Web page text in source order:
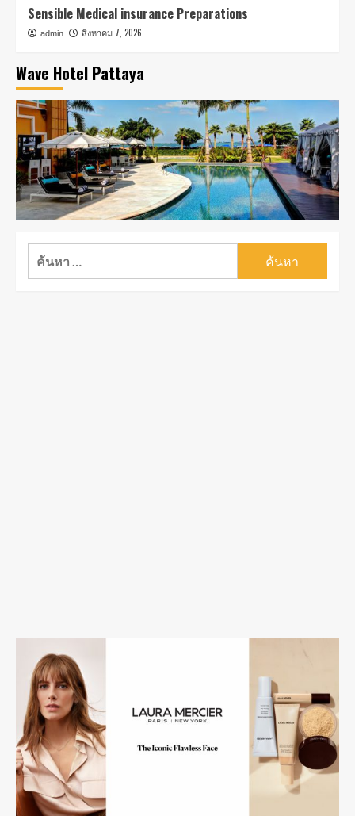
Sensible Medical insurance Preparations
admin สิงหาคม 7, 2026
Wave Hotel Pattaya